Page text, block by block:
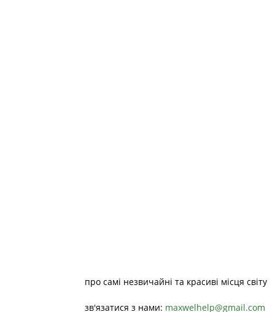
про самі незвичайні та красиві місця світу
зв'язатися з нами: maxwelhelp@gmail.com